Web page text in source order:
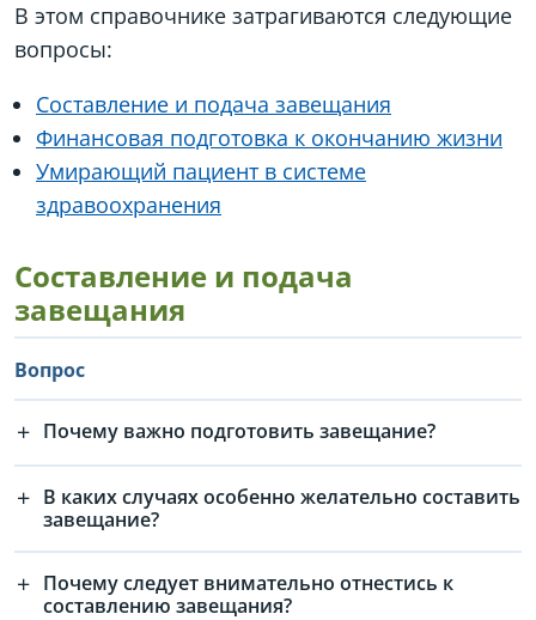
В этом справочнике затрагиваются следующие
вопросы:
Составление и подача завещания
Финансовая подготовка к окончанию жизни
Умирающий пациент в системе
здравоохранения
Составление и подача
завещания
Вопрос
Почему важно подготовить завещание?
В каких случаях особенно желательно составить
завещание?
Почему следует внимательно отнестись к
составлению завещания?